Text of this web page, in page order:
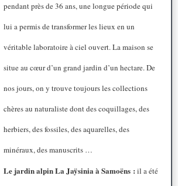
pendant près de 36 ans, une longue période qui
lui a permis de transformer les lieux en un
véritable laboratoire à ciel ouvert. La maison se
situe au cœur d’un grand jardin d’un hectare. De
nos jours, on y trouve toujours les collections
chères au naturaliste dont des coquillages, des
herbiers, des fossiles, des aquarelles, des
minéraux, des manuscrits …
Le jardin alpin La Jaÿsinia à Samoëns : il a été